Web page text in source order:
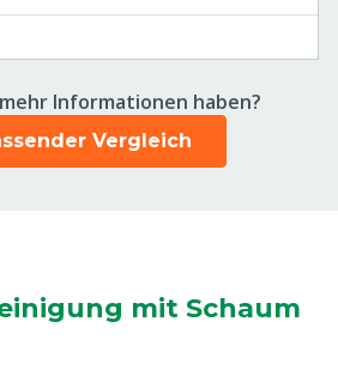
Informationen haben?
Vergleich
mit Schaum